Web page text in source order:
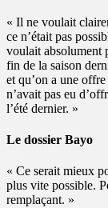
« Il ne voulait
ce n’était pas
voulait absolument
fin de la saison
et qu’on a une
n’avait pas eu
l’été dernier. »
Le dossier Bayo
« Ce serait mieux
plus vite possible.
remplaçant. »